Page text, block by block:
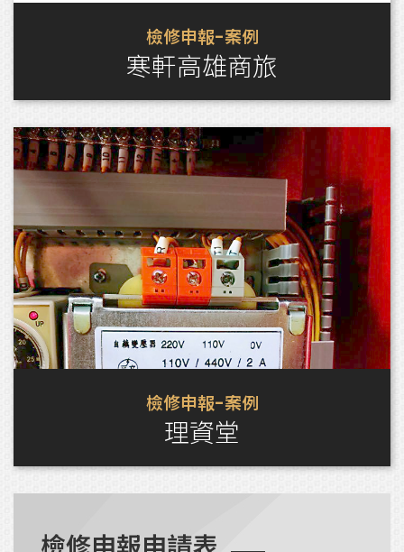
檢修申報-案例
寒軒高雄商旅
檢修申報-案例
理資堂